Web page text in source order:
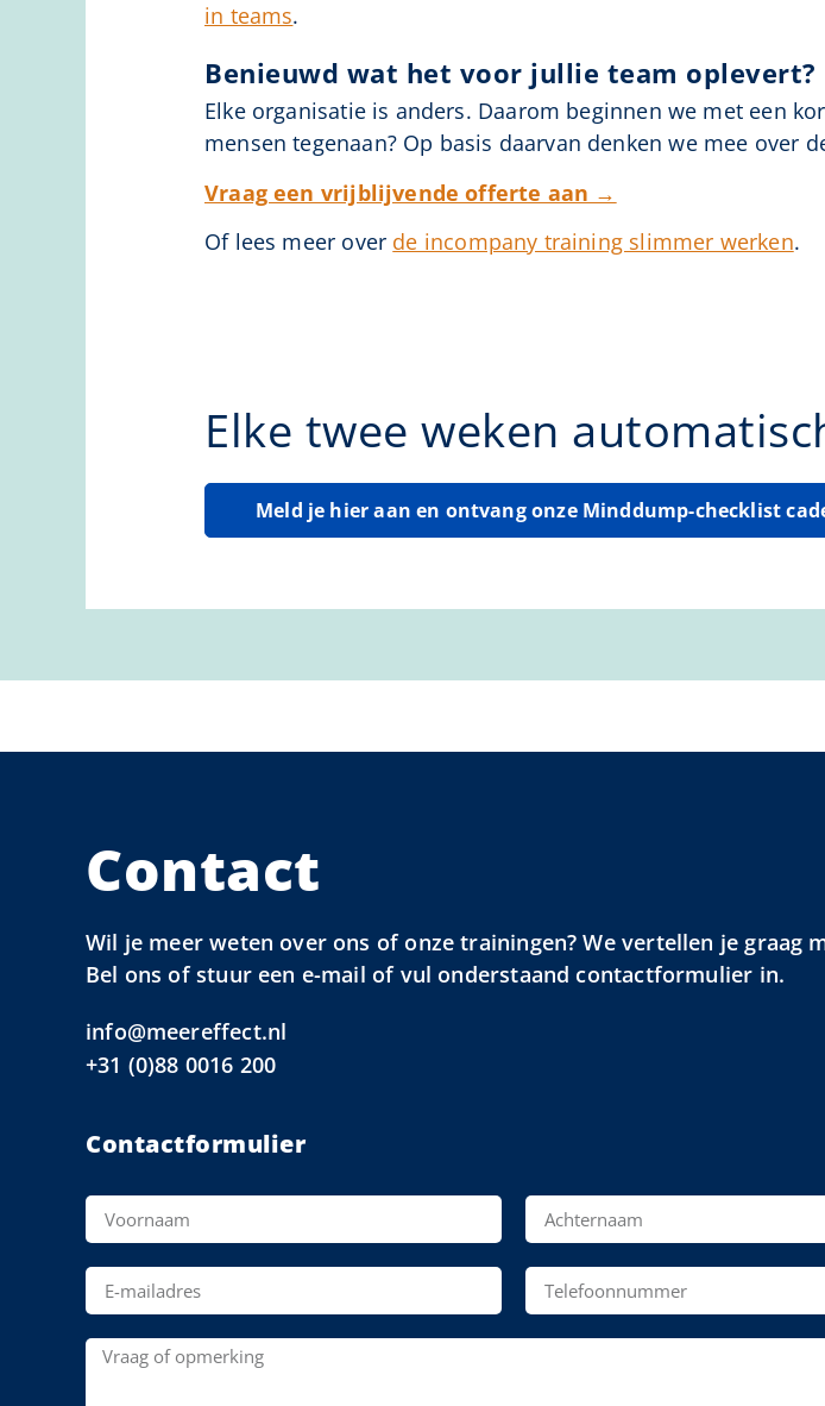
in teams.
Benieuwd wat het voor jullie team oplevert?
Elke organisatie is anders. Daarom beginnen we met een
mensen tegenaan? Op basis daarvan denken we mee over
Vraag een vrijblijvende offerte aan →
Of lees meer over de incompany training slimmer werken.
Elke twee weken
Meld je hier aan en ontvang onze Minddump-checklist
Contact
Wil je meer weten over ons of onze trainingen? We vertellen je graag
Bel ons of stuur een e-mail of vul onderstaand contactformulier in.
info@meereffect.nl
+31 (0)88 0016 200
Contactformulier